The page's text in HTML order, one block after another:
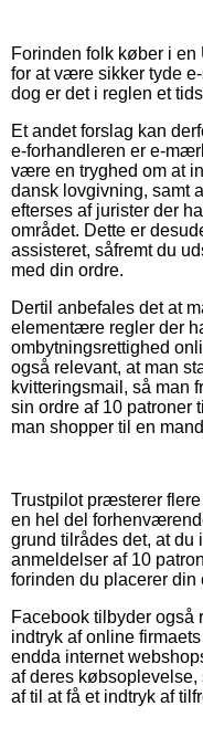
Forinden folk køber i
for at være sikker tyde
dog er det i reglen et
Et andet forslag kan
e-forhandleren er e-
være en tryghed om at
dansk lovgivning, samt
efterses af jurister der
området. Dette er
assisteret, såfremt du
med din ordre.
Dertil anbefales det at
elementære regler der
ombytningsrettighed
også relevant, at man
kvitteringsmail, så man
sin ordre af 10 patroner
man shopper til en
Trustpilot præsterer
en hel del
grund tilrådes det, at du
anmeldelser af 10
forinden du placerer din
Facebook tilbyder også
indtryk af online
endda internet
af deres købsoplevelse,
af til at få et indtryk af